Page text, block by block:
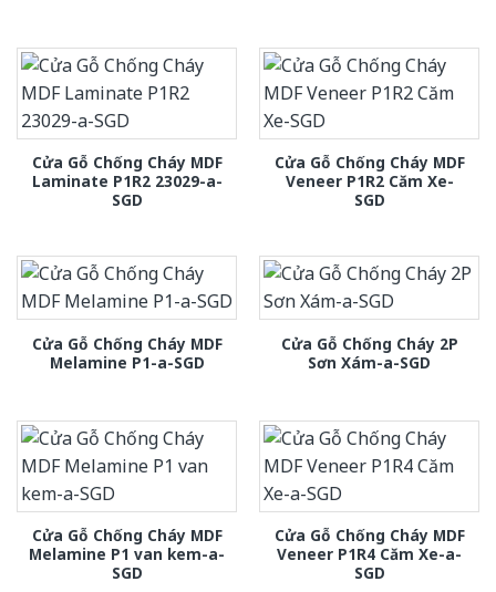
Cửa Gỗ Chống Cháy MDF
Laminate P1R2 23029-a-
SGD
Cửa Gỗ Chống Cháy MDF
Veneer P1R2 Căm Xe-
SGD
Cửa Gỗ Chống Cháy MDF
Melamine P1-a-SGD
Cửa Gỗ Chống Cháy 2P
Sơn Xám-a-SGD
Cửa Gỗ Chống Cháy MDF
Melamine P1 van kem-a-
SGD
Cửa Gỗ Chống Cháy MDF
Veneer P1R4 Căm Xe-a-
SGD